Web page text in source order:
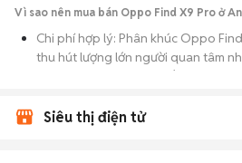
Vì sao nên mua bán Oppo Find X9 Pro ở
Chi phí hợp lý: Phân khúc Oppo
thu hút lượng lớn người quan tâm
thời gian, phù hợp với số đông.
An Giang cung cấp cho bạn nhiều
Siêu thị điện tử